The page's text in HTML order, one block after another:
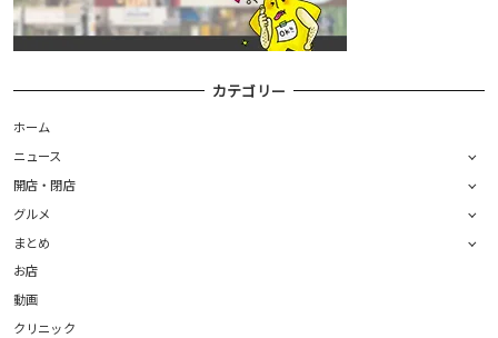
カテゴリー
ホーム
ニュース
開店・閉店
グルメ
まとめ
お店
動画
クリニック